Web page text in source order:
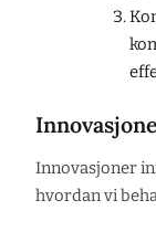
Innovasjoner
hvordan vi